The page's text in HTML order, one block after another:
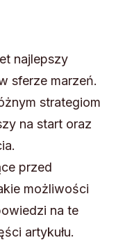
najlepszy
sferze marzeń.
strategiom
na start oraz
przed
możliwości
na te
artykułu.